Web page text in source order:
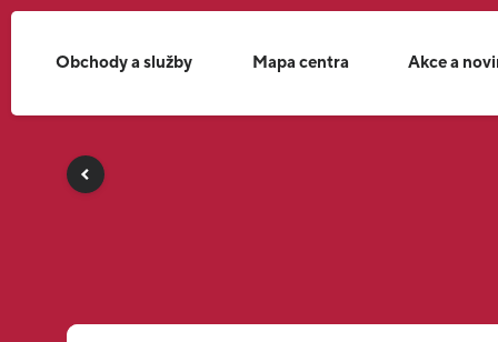
Obchody a služby Mapa centra Akce a